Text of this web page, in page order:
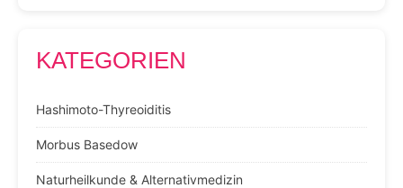
KATEGORIEN
Hashimoto-Thyreoiditis
Morbus Basedow
Naturheilkunde & Alternativmedizin